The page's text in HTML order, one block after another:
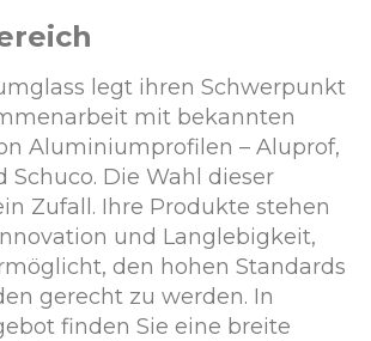
legt ihren Schwerpunkt
mit bekannten
Aluminiumprofilen – Aluprof,
Schuco. Die Wahl dieser
Zufall. Ihre Produkte stehen
und Langlebigkeit,
den hohen Standards
gerecht zu werden. In
finden Sie eine breite